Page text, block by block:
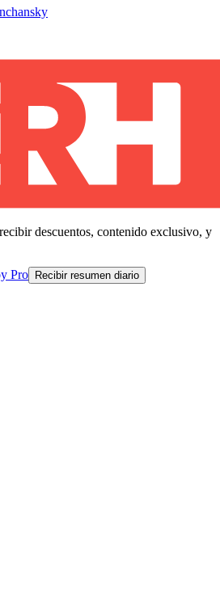
descuentos, contenido exclusivo, y
Pro Recibir resumen diario